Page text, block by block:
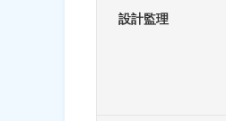
設計監理